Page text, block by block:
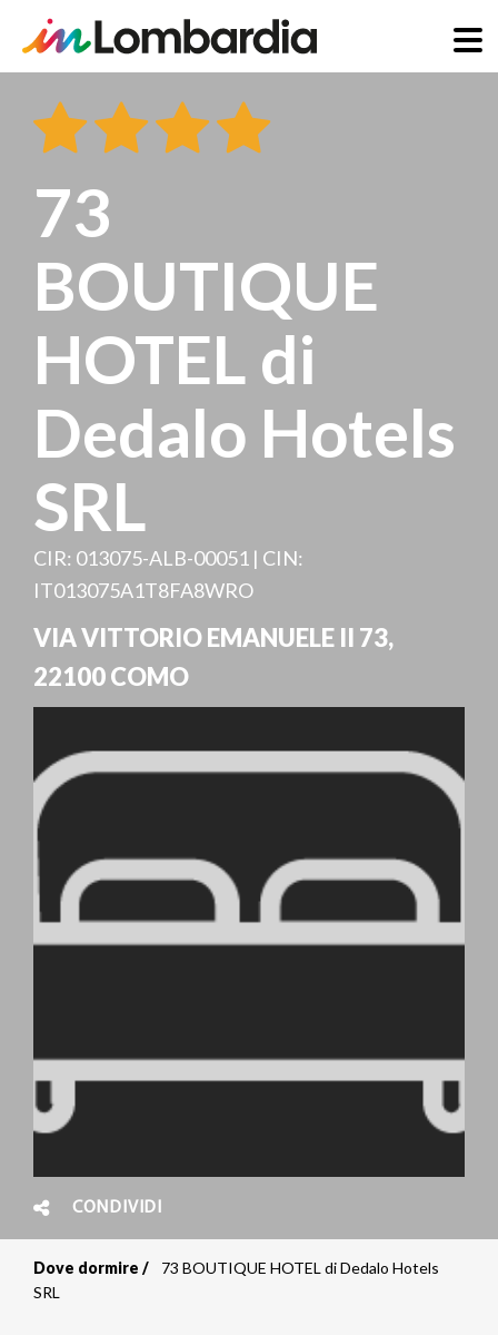
contenuto
73
BOUTIQUE
HOTEL di
Dedalo Hotels
SRL
CIR: 013075-ALB-00051 | CIN:
IT013075A1T8FA8WRO
VIA VITTORIO EMANUELE II 73,
22100COMO
CONDIVIDI
Briciole
Dove dormire
73 BOUTIQUE HOTEL di Dedalo Hotels
SRL